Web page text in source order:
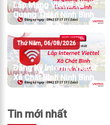
Lắp Mạng Viettel Xã
Quang Thiện Ninh Bình
Thứ Năm, 06/08/2026
Đăng Ký Internet Viettel
Xã Chất Bình Ninh Bình
Tin mới nhất